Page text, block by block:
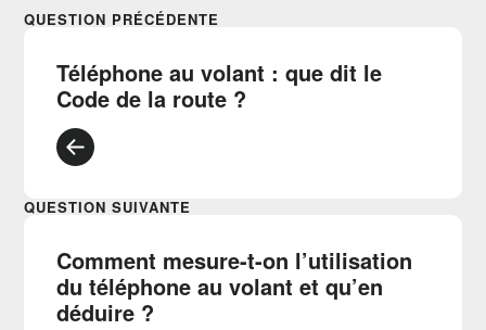
QUESTION PRÉCÉDENTE
Téléphone au volant : que dit le
Code de la route ?
QUESTION SUIVANTE
Comment mesure-t-on l’utilisation
du téléphone au volant et qu’en
déduire ?